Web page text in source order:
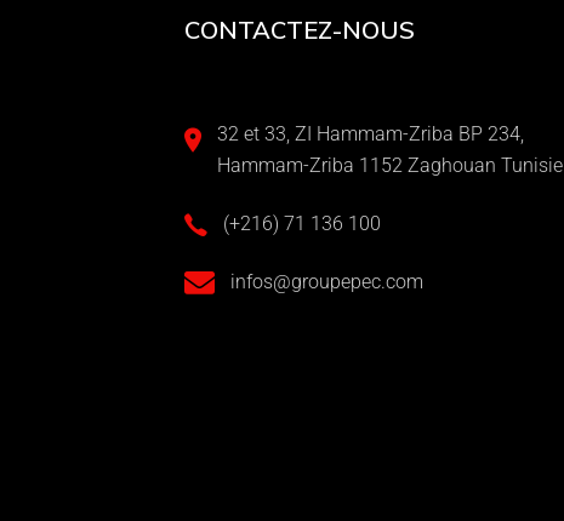
CONTACTEZ-NOUS
32 et 33, ZI Hammam-Zriba BP 234,
Hammam-Zriba 1152 Zaghouan Tunisie
(+216) 71 136 100
infos@groupepec.com